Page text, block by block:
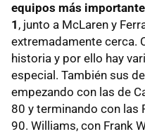
equipos más
1 , junto a McLaren y
extremadamente cerca.
historia y por ello hay
especial. También sus
empezando con las de
80 y terminando con las
90. Williams, con Frank